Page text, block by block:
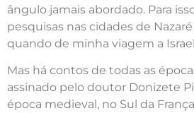
ângulo jamais abordado. Para
pesquisas nas cidades de Nazaré
quando de minha viagem a
Mas há contos de todas as
assinado pelo doutor Donizete
época medieval, no Sul da